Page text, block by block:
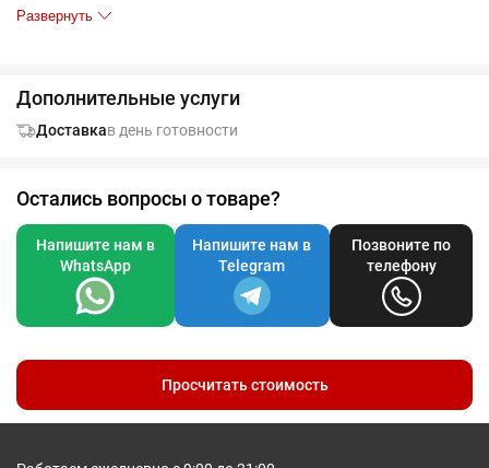
Темляк;
Развернуть
Дополнительные услуги
Доставкав день готовности
Остались вопросы о товаре?
Напишите нам в
WhatsApp
Напишите нам в
Telegram
Позвоните по
телефону
Просчитать стоимость